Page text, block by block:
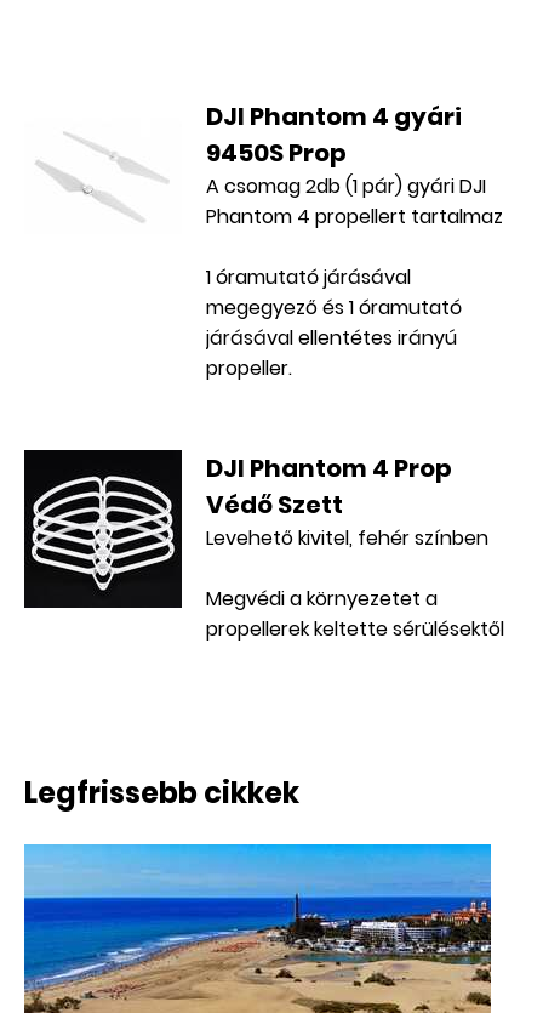
DJI Phantom 4 gyári
9450S Prop
A csomag 2db (1 pár) gyári DJI
Phantom 4 propellert tartalmaz
1 óramutató járásával
megegyező és 1 óramutató
járásával ellentétes irányú
propeller.
DJI Phantom 4 Prop
Védő Szett
Levehető kivitel, fehér színben
Megvédi a környezetet a
propellerek keltette sérülésektől
Legfrissebb cikkek